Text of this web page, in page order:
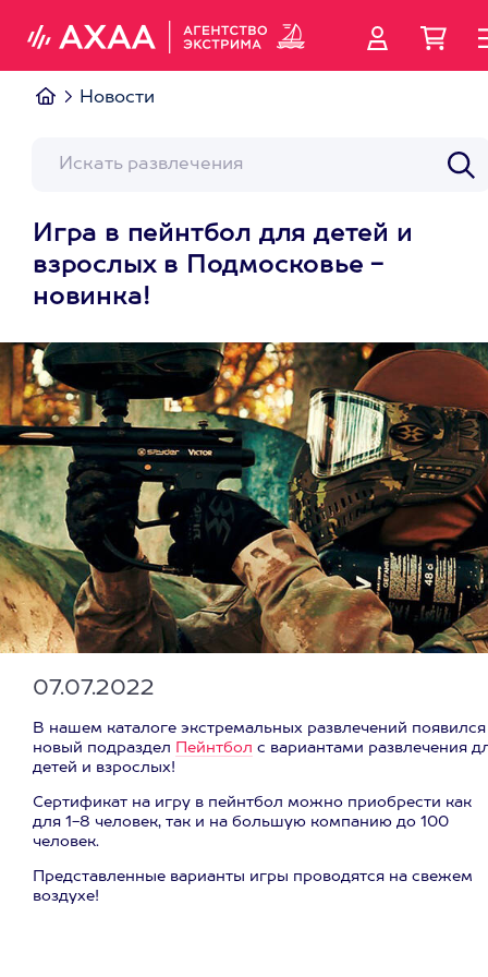
Новости
Игра в пейнтбол для детей и
взрослых в Подмосковье -
новинка!
07.07.2022
В нашем каталоге экстремальных развлечений появился
новый подраздел Пейнтбол с вариантами развлечения
детей и взрослых!
Сертификат на игру в пейнтбол можно приобрести как
для 1-8 человек, так и на большую компанию до 100
человек.
Представленные варианты игры проводятся на свежем
воздухе!